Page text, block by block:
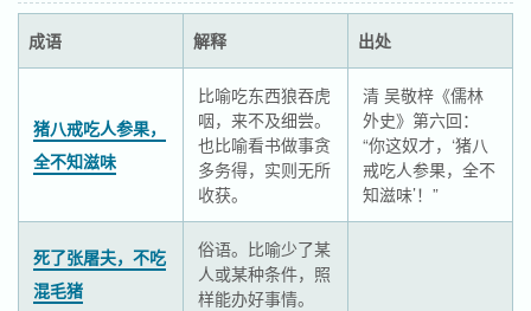
成语 解释 出处
猪八戒吃人参果，
全不知滋味
比喻吃东西狼吞虎
咽，来不及细尝。
也比喻看书做事贪
多务得，实则无所
收获。
清 吴敬梓《儒林
外史》第六回：
“你这奴才，‘猪八
戒吃人参果，全不
知滋味’！”
死了张屠夫，不吃
混毛猪
俗语。比喻少了某
人或某种条件，照
样能办好事情。